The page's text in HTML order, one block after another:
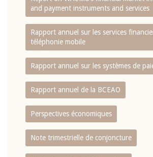
and payment instruments and services
Rapport annuel sur les services
téléphonie mobile
Rapport annuel sur les systèmes de
Rapport annuel de la BCEAO
Perspectives économiques
Note trimestrielle de conjoncture